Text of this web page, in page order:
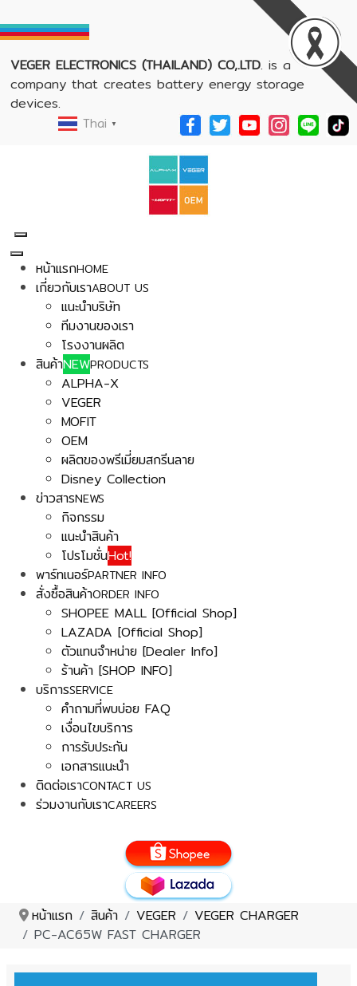
VEGER ELECTRONICS (THAILAND) CO,.LTD. is a
company that creates battery energy storage
devices.
Thai ▼
หน้าแรกHOME
เกี่ยวกับเราABOUT US
แนะนำบริษัท
ทีมงานของเรา
โรงงานผลิต
สินค้าNEWPRODUCTS
ALPHA-X
VEGER
MOFIT
OEM
ผลิตของพรีเมี่ยมสกรีนลาย
Disney Collection
ข่าวสารNEWS
กิจกรรม
แนะนำสินค้า
โปรโมชั่นHot!
พาร์ทเนอร์PARTNER INFO
สั่งซื้อสินค้าORDER INFO
SHOPEE MALL [Official Shop]
LAZADA [Official Shop]
ตัวแทนจำหน่าย [Dealer Info]
ร้านค้า [SHOP INFO]
บริการSERVICE
คำถามที่พบบ่อย FAQ
เงื่อนไขบริการ
การรับประกัน
เอกสารแนะนำ
ติดต่อเราCONTACT US
ร่วมงานกับเราCAREERS
หน้าแรก สินค้า VEGER
VEGER CHARGER
PC-AC65W FAST CHARGER